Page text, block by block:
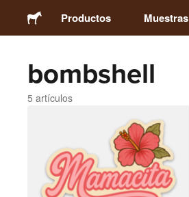
Productos
Pegatinas
Imanes
Chapas
Muestras
bombshell
5 artículos